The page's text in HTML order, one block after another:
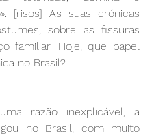
[risos] As suas crónicas
sobre as fissuras
familiar. Hoje, que papel
no Brasil?
razão inexplicável, a
no Brasil, com muito